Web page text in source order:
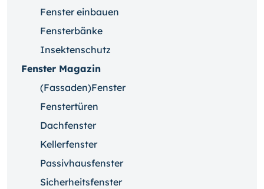
Fenster einbauen
Fensterbänke
Insektenschutz
Fenster Magazin
(Fassaden)Fenster
Fenstertüren
Dachfenster
Kellerfenster
Passivhausfenster
Sicherheitsfenster